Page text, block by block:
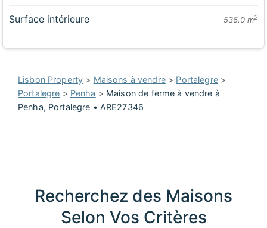
Surface intérieure 536.0 m2
Lisbon Property > Maisons à vendre> Portalegre>
Portalegre > Penha > Maison de ferme à vendre à
Penha, Portalegre • ARE27346
Recherchez des Maisons
Selon Vos Critères